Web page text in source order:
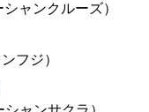
ャンクルーズ）
フジ）